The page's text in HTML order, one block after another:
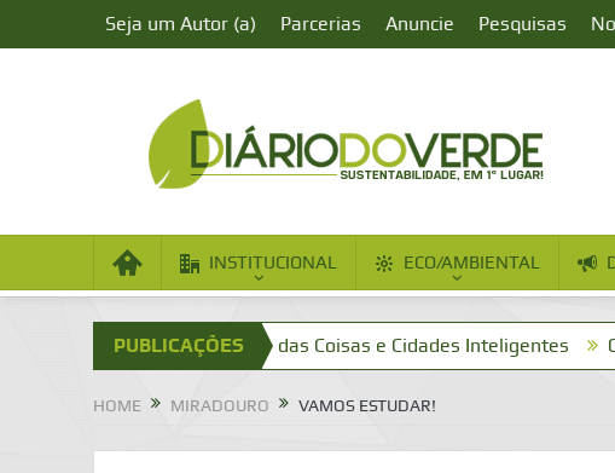
Seja um Autor (a) Parcerias Anuncie Pesquisas
INSTITUCIONAL ECO/AMBIENTAL
PUBLICAÇÕES
Internet das Coisas e Cidades Inteligentes Cidades
HOME MIRADOURO VAMOS ESTUDAR!